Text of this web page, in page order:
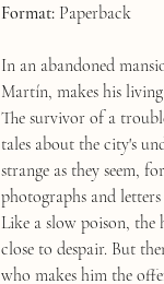
Format: Paperback
In an abandoned
Martín, makes his
The survivor of a
tales about the city's
strange as they seem,
photographs and
Like a slow poison,
close to despair. But
who makes him the